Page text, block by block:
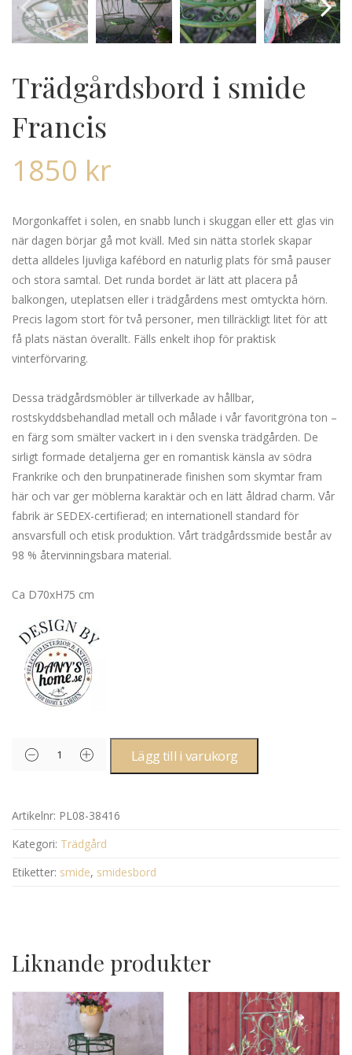
Trädgårdsbord i smide
Francis
1850 kr
Morgonkaffet i solen, en snabb lunch i skuggan eller ett glas vin
när dagen börjar gå mot kväll. Med sin nätta storlek skapar
detta alldeles ljuvliga kafébord en naturlig plats för små pauser
och stora samtal. Det runda bordet är lätt att placera på
balkongen, uteplatsen eller i trädgårdens mest omtyckta hörn.
Precis lagom stort för två personer, men tillräckligt litet för att
få plats nästan överallt. Fälls enkelt ihop för praktisk
vinterförvaring.
Dessa trädgårdsmöbler är tillverkade av hållbar,
rostskyddsbehandlad metall och målade i vår favoritgröna ton –
en färg som smälter vackert in i den svenska trädgården. De
sirligt formade detaljerna ger en romantisk känsla av södra
Frankrike och den brunpatinerade finishen som skymtar fram
här och var ger möblerna karaktär och en lätt åldrad charm. Vår
fabrik är SEDEX-certifierad; en internationell standard för
ansvarsfull och etisk produktion. Vårt trädgårdssmide består av
98 % återvinningsbara material.
Ca D70xH75 cm
Lägg till i varukorg
Artikelnr: PL08-38416
Kategori: Trädgård
Etiketter: smide, smidesbord
Liknande produkter